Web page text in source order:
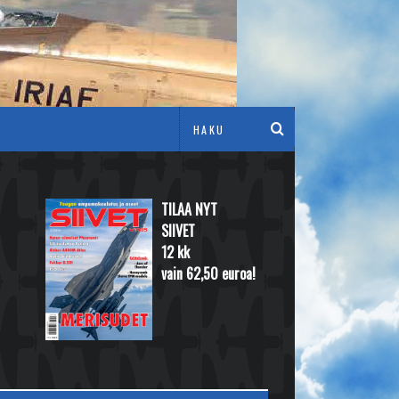
TILAA NYT
SIIVET
12 kk
vain 62,50 euroa!